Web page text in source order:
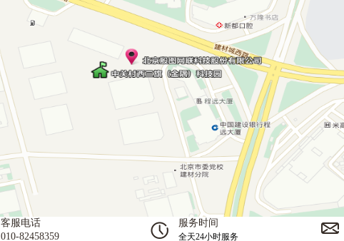
客服电话
010-82458359
服务时间
全天24小时服务